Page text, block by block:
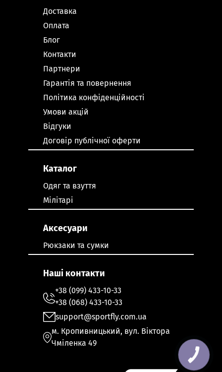
Доставка
Оплата
Блог
Контакти
Партнери
Гарантія та повернення
Політика конфіденційності
Умови акцій
Відгуки
Договір публічної оферти
Каталог
Одяг та взуття
Мілітарі
Аксесуари
Рюкзаки та сумки
Наші контакти
+38 (099) 433-10-33
+38 (068) 433-10-33
support@sportfly.com.ua
м. Кропивницький, вул. Віктора
Чміленка 49
КНОПКА
ЗВ'ЯЗКУ